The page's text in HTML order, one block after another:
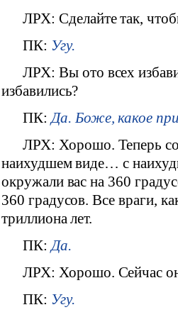
ЛРХ: Сделайте так,
ПК: Угу.
ЛРХ: Вы ото всех
избавились?
ПК: Да. Боже, какое
ЛРХ: Хорошо. Теперь
наихудшем виде… с
окружали вас на 360
360 градусов. Все враги,
триллиона лет.
ПК: Да.
ЛРХ: Хорошо. Сейчас
ПК: Угу.